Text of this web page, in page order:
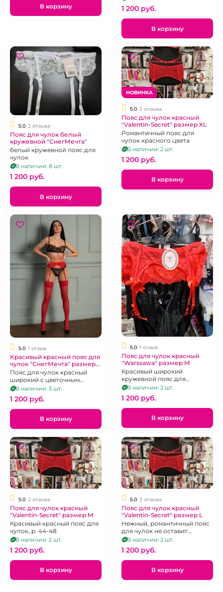
В корзину 1 200 pуб.
В корзину
5.0 2 отзыва
Пояс для чулок белый
кружевной "СнегМечта"
белый кружевной пояс для
чулок
В наличии: 8 шт.
1 200 pуб.
В корзину
НОВИНКА
5.0 2 отзыва
Пояс для чулок красный
"Valentin-Secret" размер XL
Романтичный пояс для
чулок красного цвета
В наличии: 2 шт.
1 200 pуб.
В корзину
5.0 1 отзыв
Красивый красный пояс для
чулок "СнегМечта" размер
M
Пояс для чулок красный
широкий с цветочным
узором
В наличии: 3 шт.
1 200 pуб.
В корзину
5.0 1 отзыв
Пояс для чулок красный
"Warssawa" размер M
Красивый широкий
кружевной пояс для
чуок.Размер 44-46
В наличии: 2 шт.
1 200 pуб.
В корзину
5.0 2 отзыва
Пояс для чулок красный
"Valentin-Secret" размер М
Красивый красный пояс для
чулок, р. 44-48
В наличии: 2 шт.
1 200 pуб.
В корзину
5.0 3 отзыва
Пояс для чулок красный
"Valentin-Secret" размер L
Нежный, романтичный пояс
для чулок не оставит
равнодушным вашего
В наличии: 2 шт.
1 200 pуб.
В корзину